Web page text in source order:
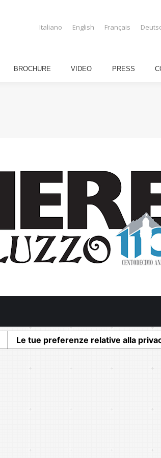
Italiano English Français
BROCHURE VIDEO PRESS
Le tue preferenze relative alla